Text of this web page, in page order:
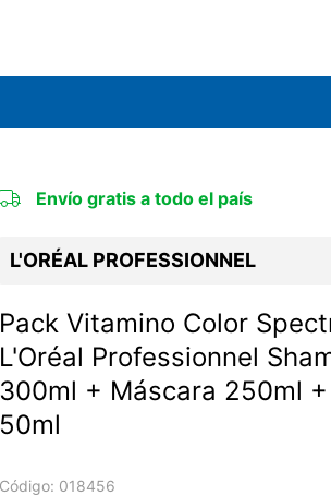
Envío gratis a todo el país
L'ORÉAL PROFESSIONNEL
Vitamino Color
Professionnel
+ Máscara 250ml +
018456